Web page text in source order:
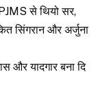
से थियो सर,
सिंगरानऔरअर्जुना
और यादगार बना दि